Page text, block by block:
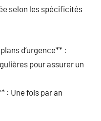
selon les spécificités
d’urgence** :
pour assurer un
: Une fois par an